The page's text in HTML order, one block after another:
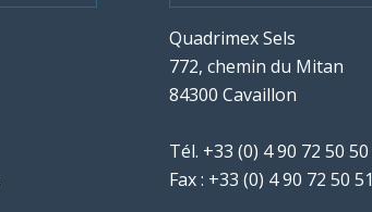
Quadrimex Sels
772, chemin du Mitan
84300 Cavaillon
Tél. +33 (0) 4 90 72 50 50
Fax : +33 (0) 4 90 72 50 51